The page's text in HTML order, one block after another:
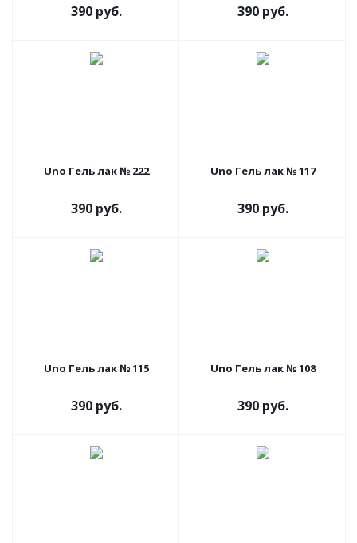
390 руб. 390 руб.
Uno Гель лак № 222
390 руб.
Uno Гель лак № 117
390 руб.
Uno Гель лак № 115
390 руб.
Uno Гель лак № 108
390 руб.